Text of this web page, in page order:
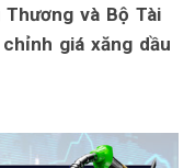
và Bộ Tài
giá xăng dầu